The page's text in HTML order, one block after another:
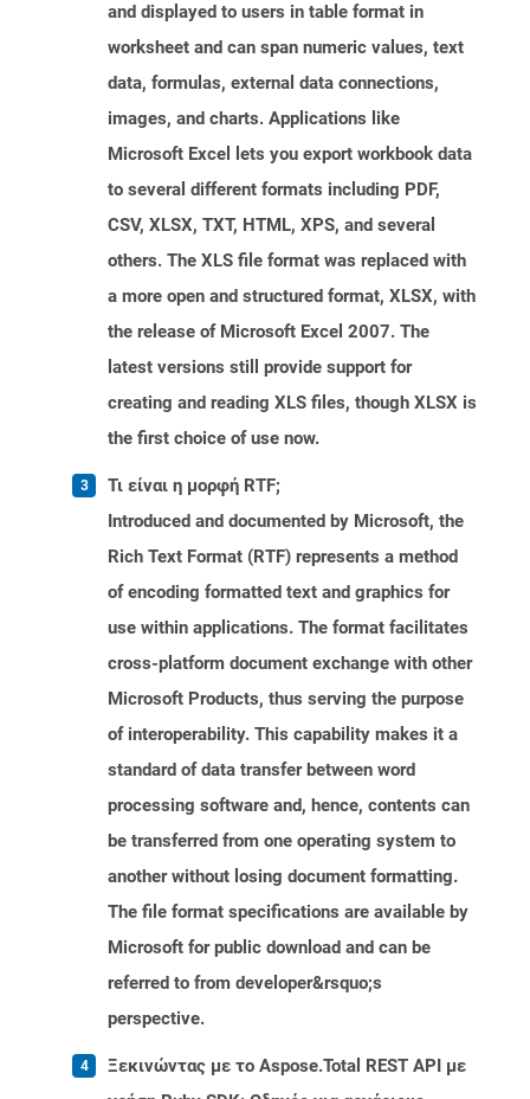
and displayed to users in table format in
worksheet and can span numeric values, text
data, formulas, external data connections,
images, and charts. Applications like
Microsoft Excel lets you export workbook data
to several different formats including PDF,
CSV, XLSX, TXT, HTML, XPS, and several
others. The XLS file format was replaced with
a more open and structured format, XLSX, with
the release of Microsoft Excel 2007. The
latest versions still provide support for
creating and reading XLS files, though XLSX is
the first choice of use now.
Τι είναι η μορφή RTF;
Introduced and documented by Microsoft, the
Rich Text Format (RTF) represents a method
of encoding formatted text and graphics for
use within applications. The format facilitates
cross-platform document exchange with other
Microsoft Products, thus serving the purpose
of interoperability. This capability makes it a
standard of data transfer between word
processing software and, hence, contents can
be transferred from one operating system to
another without losing document formatting.
The file format specifications are available by
Microsoft for public download and can be
referred to from developer&rsquo;s
perspective.
Ξεκινώντας με το Aspose.Total REST API με